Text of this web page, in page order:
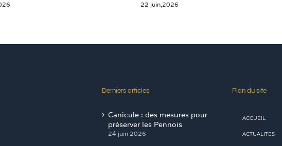
Derniers articles
Canicule : des mesures pour
préserver les Pennois
24 juin 2026
Plan du site
ACCUEIL
ACTUALITES